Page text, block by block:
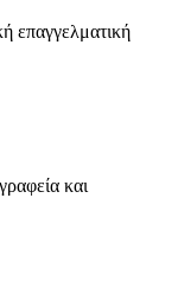
επαγγελματική
και